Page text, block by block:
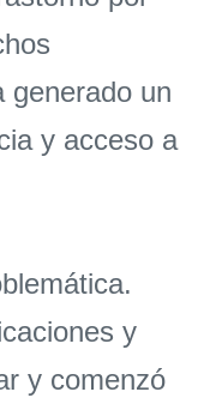
generado un
y acceso a
y
y comenzó